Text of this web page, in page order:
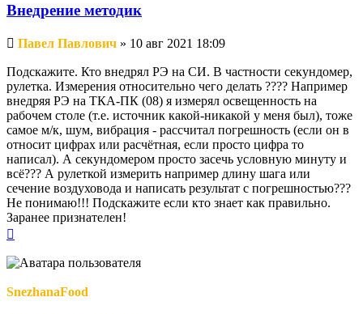
Внедрение методик
Непрочитанное
Павел Павлович » 10 авг 2021 18:09
Подскажите. Кто внедрял РЭ на СИ. В частности секундомер,
рулетка. Измерения относительно чего делать ???? Например
внедряя РЭ на ТКА-ПК (08) я измерял освещенность на
рабочем столе (т.е. источник какой-никакой у меня был), тоже
самое м/к, шум, вибрация - рассчитал погрешность (если он в
относит цифрах или расчётная, если просто цифра то
написал). А секундомером просто засечь условную минуту и
всё??? А рулеткой измерить например длину шага или
сечение воздуховода и написать результат с погрешностью???
Не понимаю!!! Подскажите если кто знает как правильно.
Заранее признателен!
началу
SnezhanaFood